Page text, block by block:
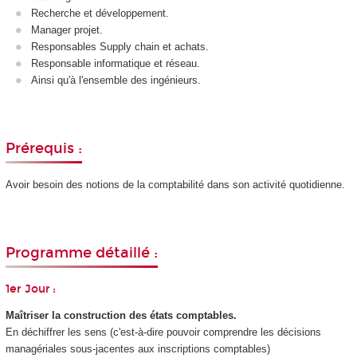
Recherche et développement.
Manager projet.
Responsables Supply chain et achats.
Responsable informatique et réseau.
Ainsi qu'à l'ensemble des ingénieurs.
Prérequis :
Avoir besoin des notions de la comptabilité dans son activité quotidienne.
Programme détaillé :
1er Jour :
Maîtriser la construction des états comptables.
En déchiffrer les sens (c'est-à-dire pouvoir comprendre les décisions
managériales sous-jacentes aux inscriptions comptables)